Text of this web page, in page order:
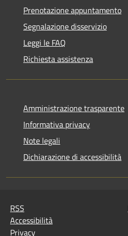
Prenotazione appuntamento
Segnalazione disservizio
Leggi le FAQ
Richiesta assistenza
Amministrazione trasparente
Informativa privacy
Note legali
Dichiarazione di accessibilità
RSS
Accessibilità
Privacy